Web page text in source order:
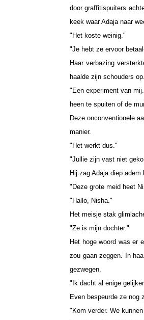
door graffitispuiters
keek waar Adaja naar
"Het koste weinig."
"Je hebt ze ervoor
Haar verbazing
haalde zijn schouders op.
"Een experiment van
heen te spuiten of de
Deze onconventionele
manier.
"Het werkt dus."
"Jullie zijn vast niet
Hij zag Adaja diep adem
"Deze grote meid heet
"Hallo, Nisha."
Het meisje stak
"Ze is mijn dochter."
Het hoge woord was er
zou gaan zeggen. In
gezwegen.
"Ik dacht al enige
Even bespeurde ze nog
"Kom verder. We